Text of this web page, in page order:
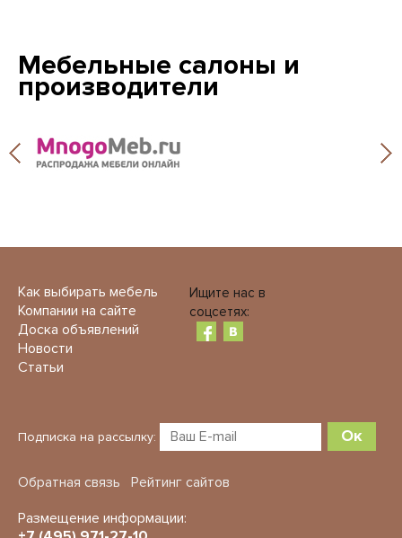
Мебельные салоны и
производители
Как выбирать мебель
Компании на сайте
Доска объявлений
Новости
Статьи
Ищите нас в
соцсетях:
Подписка на рассылку: Ок
Обратная связь
Рейтинг сайтов
Размещение информации: